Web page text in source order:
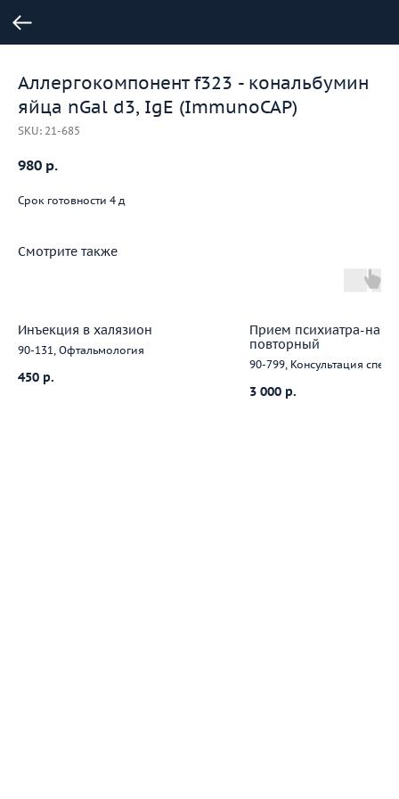
Аллергокомпонент f323 - кональбумин
яйца nGal d3, IgE (ImmunoCAP)
SKU: 21-685
980 р.
Срок готовности 4 д
Смотрите также
Инъекция в халязион
90-131, Офтальмология
450 р.
Прием психиатра-
повторный
90-799, Консультация
3 000 р.